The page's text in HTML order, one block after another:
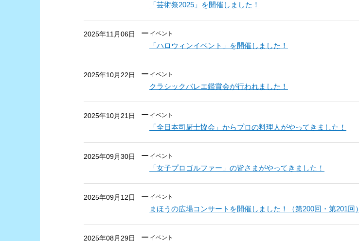
「芸術祭2025」を開催しました！
2025年11月06日 イベント
「ハロウィンイベント」を開催しました！
2025年10月22日 イベント
クラシックバレエ鑑賞会が行われました！
2025年10月21日 イベント
「全日本司厨士協会」からプロの料理人がやってきました！
2025年09月30日 イベント
「女子プロゴルファー」の皆さまがやってきました！
2025年09月12日 イベント
まほうの広場コンサートを開催しました！（第200回・第201回）
2025年08月29日 イベント